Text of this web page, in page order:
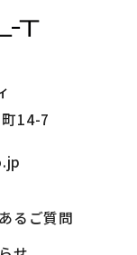
14-7
るご質問